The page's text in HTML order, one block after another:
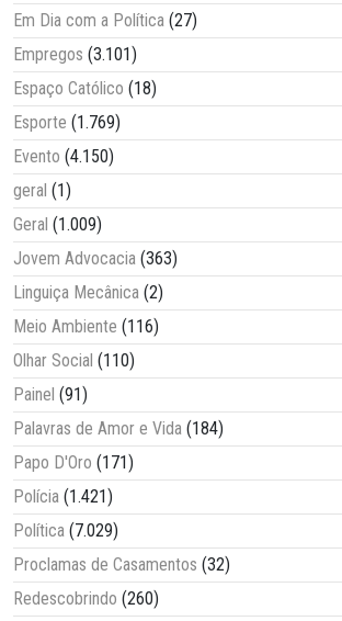
Em Dia com a Política (27)
Empregos (3.101)
Espaço Católico (18)
Esporte (1.769)
Evento (4.150)
geral (1)
Geral (1.009)
Jovem Advocacia (363)
Linguiça Mecânica (2)
Meio Ambiente (116)
Olhar Social (110)
Painel (91)
Palavras de Amor e Vida (184)
Papo D'Oro (171)
Polícia (1.421)
Política (7.029)
Proclamas de Casamentos (32)
Redescobrindo (260)